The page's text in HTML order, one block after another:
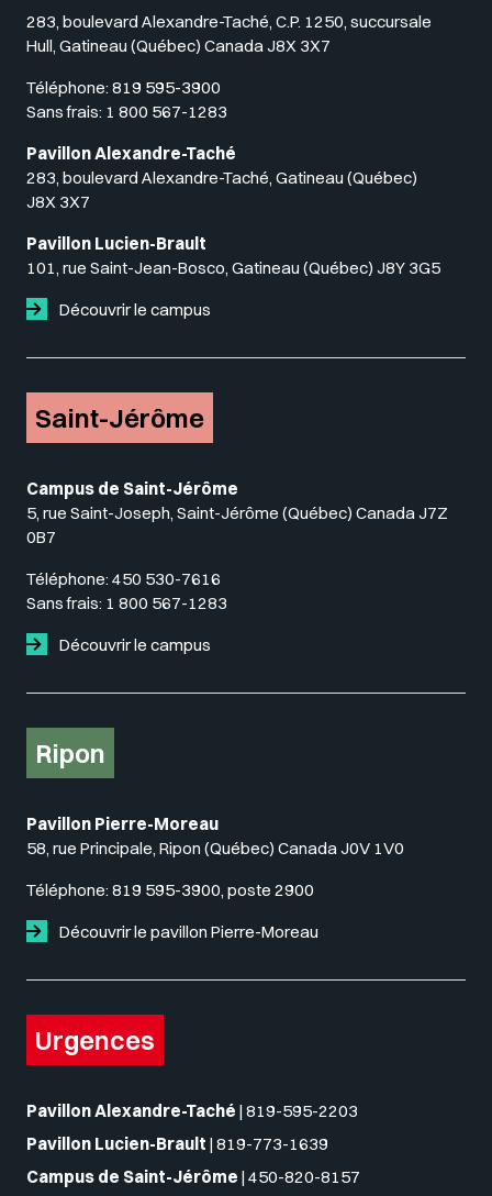
283, boulevard Alexandre-Taché, C.P. 1250, succursale
Hull, Gatineau (Québec) Canada J8X 3X7
Téléphone: 819 595-3900
Sans frais: 1 800 567-1283
Pavillon Alexandre-Taché
283, boulevard Alexandre-Taché, Gatineau (Québec)
J8X 3X7
Pavillon Lucien-Brault
101, rue Saint-Jean-Bosco, Gatineau (Québec) J8Y 3G5
Découvrir le campus
Saint-Jérôme
Campus de Saint-Jérôme
5, rue Saint-Joseph, Saint-Jérôme (Québec) Canada J7Z
0B7
Téléphone: 450 530-7616
Sans frais: 1 800 567-1283
Découvrir le campus
Ripon
Pavillon Pierre-Moreau
58, rue Principale, Ripon (Québec) Canada J0V 1V0
Téléphone: 819 595-3900, poste 2900
Découvrir le pavillon Pierre-Moreau
Urgences
Pavillon Alexandre-Taché | 819-595-2203
Pavillon Lucien-Brault | 819-773-1639
Campus de Saint-Jérôme | 450-820-8157